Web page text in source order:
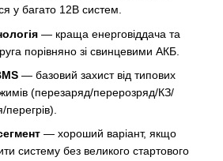
у багато 12В систем.
— краща енерговіддача та
порівняно зі свинцевими АКБ.
— базовий захист від типових
(перезаряд/перерозряд/КЗ/
— хороший варіант, якщо
систему без великого стартового